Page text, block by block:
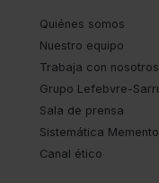
Quiénes somos
Nuestro equipo
Trabaja con nosotros
Grupo Lefebvre-
Sala de prensa
Sistemática Memento
Canal ético